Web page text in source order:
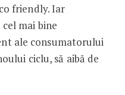
friendly. Iar
mai bine
ale consumatorului
ciclu, să aibă de